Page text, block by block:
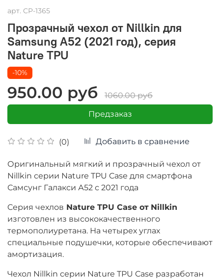
арт. CP-1365
Прозрачный чехол от Nillkin для
Samsung A52 (2021 год), серия
Nature TPU
(0) Добавить в сравнение
-10%
950.00 руб
1060.00 руб
Предзаказ
Оригинальный мягкий и прозрачный чехол от
Nillkin серии Nature TPU Case для смартфона
Самсунг Галакси А52 с 2021 года
Cерия чехлов Nature TPU Case от Nillkin
изготовлен из высококачественного
термополиуретана. На четырех углах
специальные подушечки, которые обеспечивают
амортизация.
Чехол Nillkin серии Nature TPU Case разработан